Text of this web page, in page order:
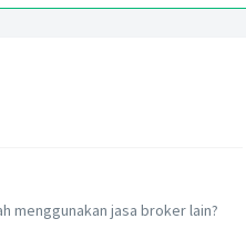
menggunakan jasa broker lain?